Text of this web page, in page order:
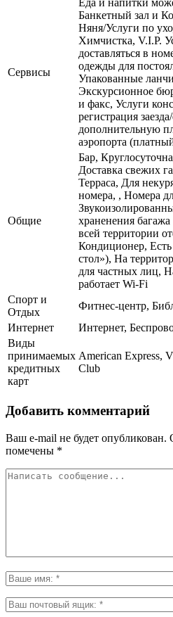
Сервисы
Еда и напитки
Банкетный зал и
Няня/Услуги по
Химчистка, V.I.P.
доставляться в
одежды для
Упакованные
Экскурсионное
и факс, Услуги
регистрация
дополнительную
аэропорта
Общие
Бар,
Доставка свежих
Терраса, Для
номера, , Номера
храненения
всей территории
Кондиционер,
стол»), На
для частных лиц,
работает Wi-Fi
Спорт и
Отдых
Фитнес-центр,
Интернет
Интернет,
Виды
принимаемых
кредитных
карт
American Express,
Club
Добавить комментарий
Ваш e-mail не будет опубликован.
помечены *